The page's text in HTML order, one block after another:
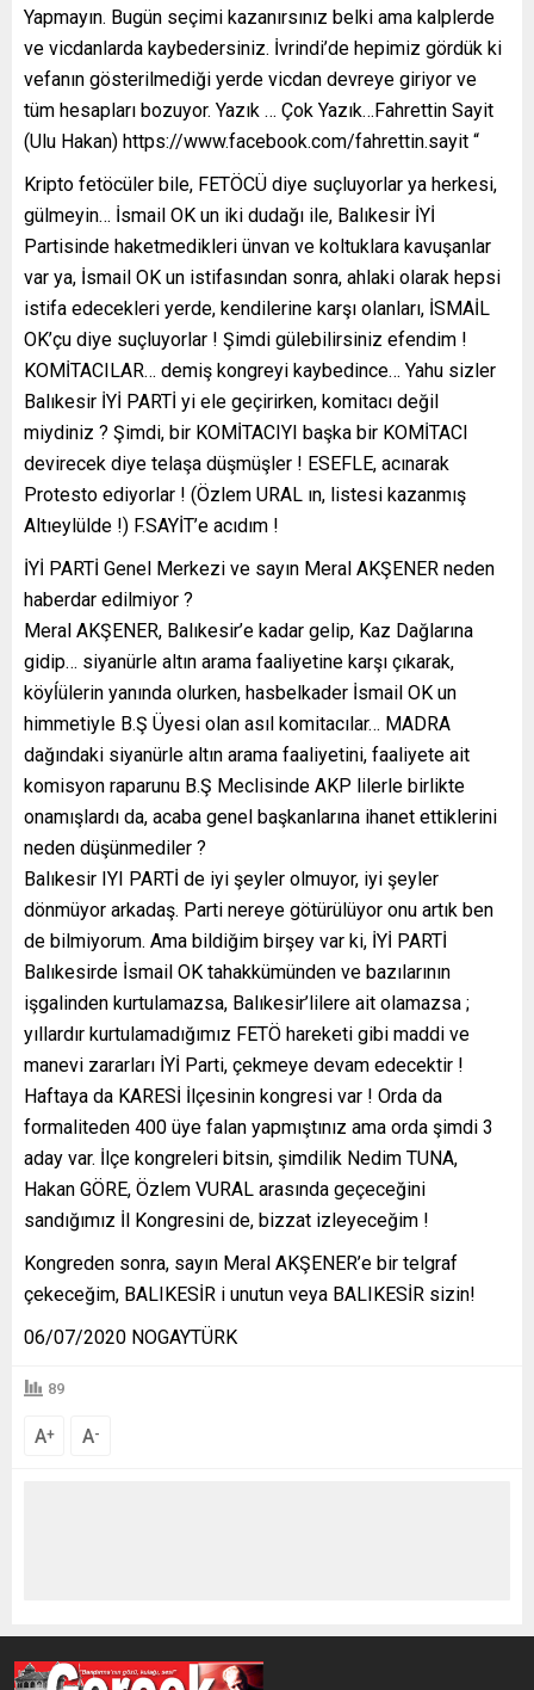
Yapmayın. Bugün seçimi kazanırsınız belki ama kalplerde
ve vicdanlarda kaybedersiniz. İvrindi’de hepimiz gördük ki
vefanın gösterilmediği yerde vicdan devreye giriyor ve
tüm hesapları bozuyor. Yazık … Çok Yazık…Fahrettin Sayit
(Ulu Hakan) https://www.facebook.com/fahrettin.sayit “
Kripto fetöcüler bile, FETÖCÜ diye suçluyorlar ya herkesi,
gülmeyin… İsmail OK un iki dudağı ile, Balıkesir İYİ
Partisinde haketmedikleri ünvan ve koltuklara kavuşanlar
var ya, İsmail OK un istifasından sonra, ahlaki olarak hepsi
istifa edecekleri yerde, kendilerine karşı olanları, İSMAİL
OK’çu diye suçluyorlar ! Şimdi gülebilirsiniz efendim !
KOMİTACILAR… demiş kongreyi kaybedince… Yahu sizler
Balıkesir İYİ PARTİ yi ele geçirirken, komitacı değil
miydiniz ? Şimdi, bir KOMİTACIYI başka bir KOMİTACI
devirecek diye telaşa düşmüşler ! ESEFLE, acınarak
Protesto ediyorlar ! (Özlem URAL ın, listesi kazanmış
Altıeylülde !) F.SAYİT’e acıdım !
İYİ PARTİ Genel Merkezi ve sayın Meral AKŞENER neden
haberdar edilmiyor ?
Meral AKŞENER, Balıkesir’e kadar gelip, Kaz Dağlarına
gidip… siyanürle altın arama faaliyetine karşı çıkarak,
köyĺülerin yanında olurken, hasbelkader İsmail OK un
himmetiyle B.Ş Üyesi olan asıl komitacılar… MADRA
dağındaki siyanürle altın arama faaliyetini, faaliyete ait
komisyon raparunu B.Ş Meclisinde AKP lilerle birlikte
onamışlardı da, acaba genel başkanlarına ihanet ettiklerini
neden düşünmediler ?
Balıkesir IYI PARTİ de iyi şeyler olmuyor, iyi şeyler
dönmüyor arkadaş. Parti nereye götürülüyor onu artık ben
de bilmiyorum. Ama bildiğim birşey var ki, İYİ PARTİ
Balıkesirde İsmail OK tahakkümünden ve bazılarının
işgalinden kurtulamazsa, Balıkesir’lilere ait olamazsa ;
yıllardır kurtulamadığımız FETÖ hareketi gibi maddi ve
manevi zararları İYİ Parti, çekmeye devam edecektir !
Haftaya da KARESİ İlçesinin kongresi var ! Orda da
formaliteden 400 üye falan yapmıştınız ama orda şimdi 3
aday var. İlçe kongreleri bitsin, şimdilik Nedim TUNA,
Hakan GÖRE, Özlem VURAL arasında geçeceğini
sandığımız İl Kongresini de, bizzat izleyeceğim !
Kongreden sonra, sayın Meral AKŞENER’e bir telgraf
çekeceğim, BALIKESİR i unutun veya BALIKESİR sizin!
06/07/2020 NOGAYTÜRK
89
A+ A-